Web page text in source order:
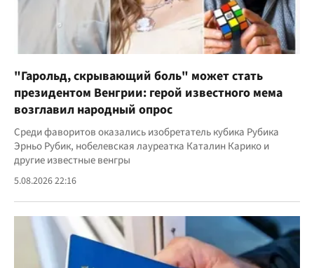
"Гарольд, скрывающий боль" может стать
президентом Венгрии: герой известного мема
возглавил народный опрос
Среди фаворитов оказались изобретатель кубика Рубика
Эрньо Рубик, нобелевская лауреатка Каталин Карико и
другие известные венгры
5.08.2026 22:16